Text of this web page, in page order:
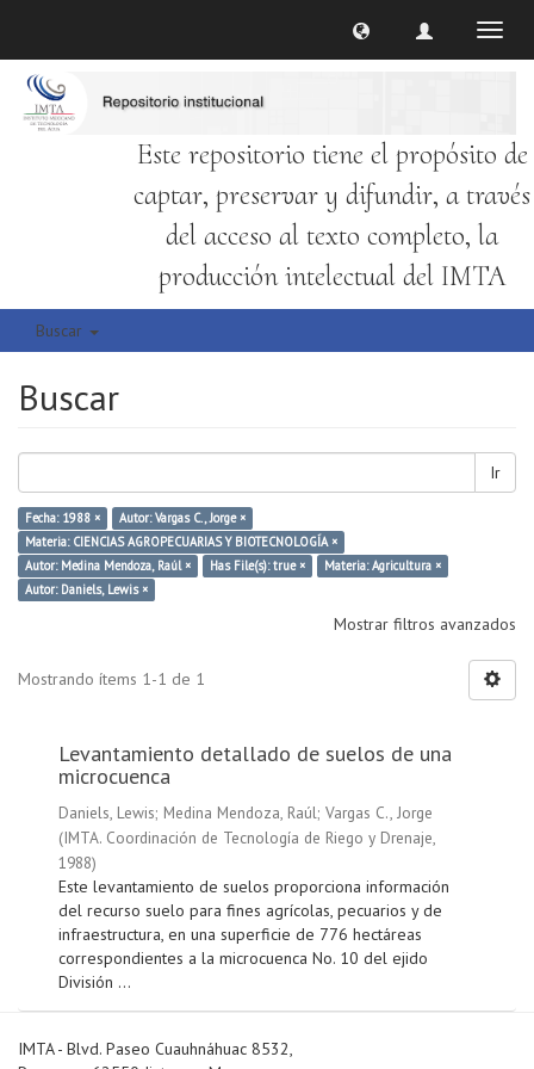
Este repositorio tiene el propósito de
captar, preservar y difundir, a través
del acceso al texto completo, la
producción intelectual del IMTA
Buscar
Buscar
Ir
Fecha: 1988 ×
Autor: Vargas C., Jorge ×
Materia: CIENCIAS AGROPECUARIAS Y BIOTECNOLOGÍA ×
Autor: Medina Mendoza, Raúl ×
Has File(s): true ×
Materia: Agricultura ×
Autor: Daniels, Lewis ×
Mostrar filtros avanzados
Mostrando ítems 1-1 de 1
Levantamiento detallado de suelos de una
microcuenca
Daniels, Lewis; Medina Mendoza, Raúl; Vargas C., Jorge
(IMTA. Coordinación de Tecnología de Riego y Drenaje,
1988)
Este levantamiento de suelos proporciona información
del recurso suelo para fines agrícolas, pecuarios y de
infraestructura, en una superficie de 776 hectáreas
correspondientes a la microcuenca No. 10 del ejido
División ...
IMTA - Blvd. Paseo Cuauhnáhuac 8532,